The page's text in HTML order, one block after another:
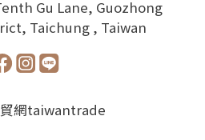
Gu Lane, Guozhong
Taichung , Taiwan